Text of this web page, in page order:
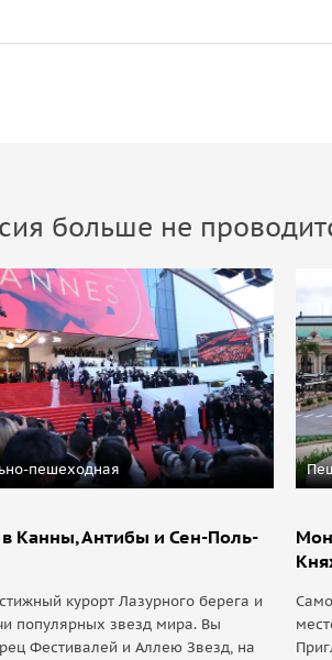
больше не
пешеходная
в Канны, Антибы и Сен-Поль-
курорт Лазурного берега и
популярных звезд мира. Вы
Фестивалей и Аллею Звезд, на